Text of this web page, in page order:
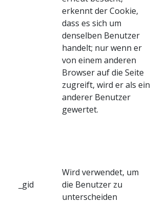
erkennt der Cookie,
dass es sich um
denselben Benutzer
handelt; nur wenn er
von einem anderen
Browser auf die Seite
zugreift, wird er als ein
anderer Benutzer
gewertet.
_gid
Wird verwendet, um
die Benutzer zu
unterscheiden